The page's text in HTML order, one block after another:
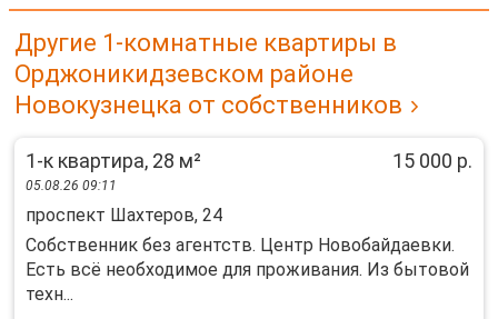
Другие 1-комнатные квартиры в
Орджоникидзевском районе
Новокузнецка от собственников
1-к квартира, 28 м² 15 000 р.
05.08.26 09:11
проспект Шахтеров, 24
Собственник без агентств. Центр Новобайдаевки.
Есть всё необходимое для проживания. Из бытовой
техн...